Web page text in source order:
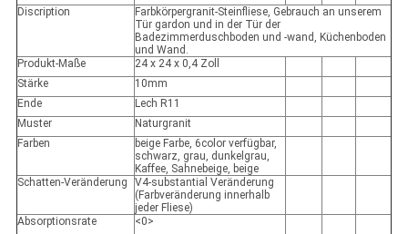
Discription
Farbkörpergranit-Steinfliese, Gebrauch an unserem
Tür gardon und in der Tür der
Badezimmerduschboden und -wand, Küchenboden
und Wand.
Produkt-Maße
24 x 24 x 0,4 Zoll
Stärke
10mm
Ende
Lech R11
Muster
Naturgranit
Farben
beige Farbe, 6color verfügbar,
schwarz, grau, dunkelgrau,
Kaffee, Sahnebeige, beige
Schatten-Veränderung
V4-substantial Veränderung
(Farbveränderung innerhalb
jeder Fliese)
Absorptionsrate
<0>